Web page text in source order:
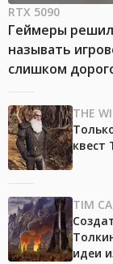
RTX 5090
Геймеры
называть
слишком
THE
квест
TIM
идеи